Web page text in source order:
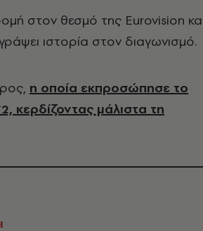
στον θεσμό της Eurovision
ιστορία στον διαγωνισμό.
η οποία εκπροσώπησε το
κερδίζοντας μάλιστα τη